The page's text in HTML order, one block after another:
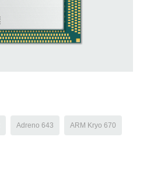
Adreno 643 ARM Kryo 670